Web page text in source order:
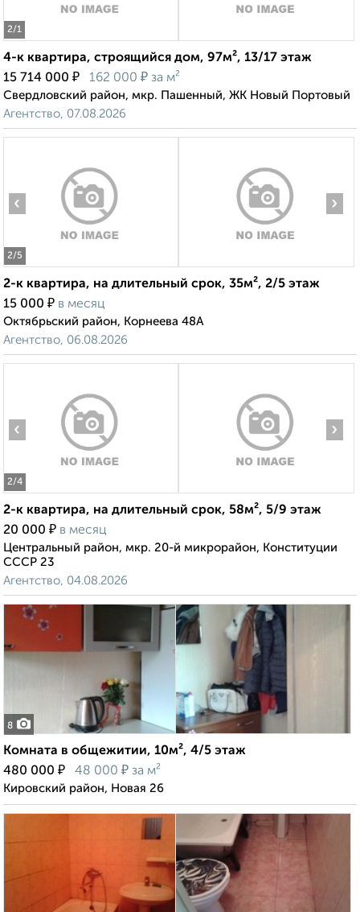
2/1
4-к квартира, строящийся дом, 97м², 13/17 этаж
15 714 000 ₽ 162 000 ₽ за м²
Свердловский район, мкр. Пашенный, ЖК Новый Портовый
Агентство, 07.08.2026
2/5
‹ ›
2-к квартира, на длительный срок, 35м², 2/5 этаж
15 000 ₽ в месяц
Октябрьский район, Корнеева 48А
Агентство, 06.08.2026
2/4
‹ ›
2-к квартира, на длительный срок, 58м², 5/9 этаж
20 000 ₽ в месяц
Центральный район, мкр. 20-й микрорайон, Конституции
СССР 23
Агентство, 04.08.2026
8
Комната в общежитии, 10м², 4/5 этаж
480 000 ₽ 48 000 ₽ за м²
Кировский район, Новая 26